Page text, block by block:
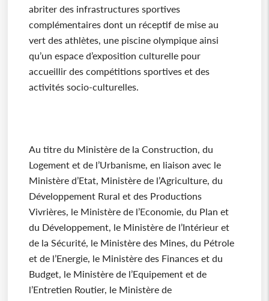
abriter des infrastructures sportives
complémentaires dont un réceptif de mise au
vert des athlètes, une piscine olympique ainsi
qu’un espace d’exposition culturelle pour
accueillir des compétitions sportives et des
activités socio-culturelles.
Au titre du Ministère de la Construction, du
Logement et de l’Urbanisme, en liaison avec le
Ministère d’Etat, Ministère de l’Agriculture, du
Développement Rural et des Productions
Vivrières, le Ministère de l’Economie, du Plan et
du Développement, le Ministère de l’Intérieur et
de la Sécurité, le Ministère des Mines, du Pétrole
et de l’Energie, le Ministère des Finances et du
Budget, le Ministère de l’Equipement et de
l’Entretien Routier, le Ministère de